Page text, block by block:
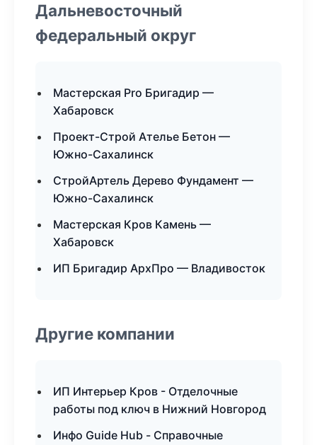
Дальневосточный
федеральный округ
Мастерская Pro Бригадир —
Хабаровск
Проект-Строй Ателье Бетон —
Южно-Сахалинск
СтройАртель Дерево Фундамент —
Южно-Сахалинск
Мастерская Кров Камень —
Хабаровск
ИП Бригадир АрхПро — Владивосток
Другие компании
ИП Интерьер Кров - Отделочные
работы под ключ в Нижний Новгород
Инфо Guide Hub - Справочные